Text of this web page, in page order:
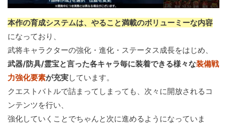
本作の育成システムは、やること満載のボリューミーな内容
になっており、
武将キャラクターの強化・進化・ステータス成長をはじめ、
武器/防具/霊宝と言った各キャラ毎に装着できる様々な装備戦
力強化要素が充実しています。
クエストバトルで詰まってしまっても、次々に開放されるコ
ンテンツを行い、
強化していくことでちゃんと次に進めるようになっていま